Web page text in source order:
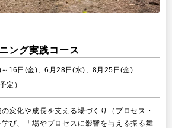
ング実践コース
16日(金)、6月28日(水)、8月25日(金)
定）
変化や成長を支える場づくり（プロセス・
び、「場やプロセスに影響を与える振る舞